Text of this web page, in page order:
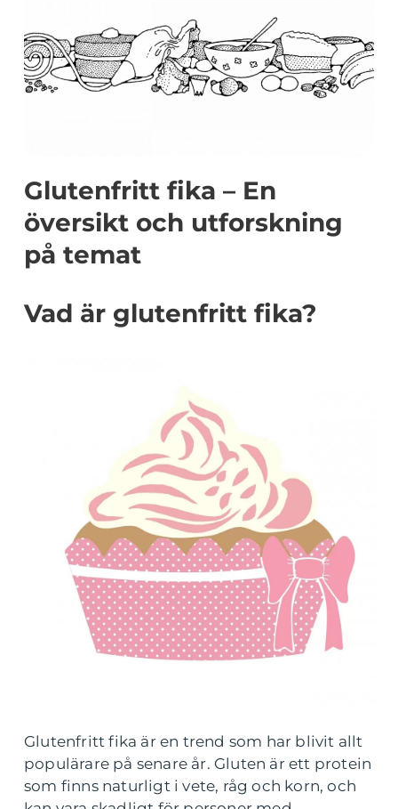
Glutenfritt fika – En
översikt och utforskning
på temat
Vad är glutenfritt fika?
Glutenfritt fika är en trend som har blivit allt
populärare på senare år. Gluten är ett protein
som finns naturligt i vete, råg och korn, och